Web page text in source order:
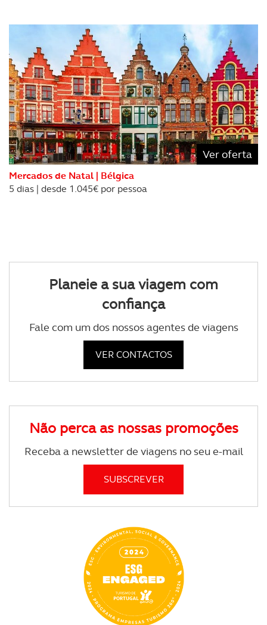
Ver oferta
Mercados de Natal | Bélgica
5 dias | desde 1.045€ por pessoa
Planeie a sua viagem com
confiança
Fale com um dos nossos agentes de viagens
VER CONTACTOS
Não perca as nossas promoções
Receba a newsletter de viagens no seu e-mail